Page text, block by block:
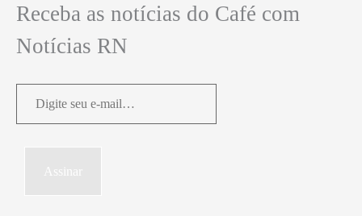
Receba as notícias do Café com
Notícias RN
mail…Assinar